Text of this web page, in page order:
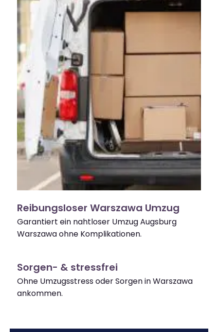
Reibungsloser Warszawa Umzug
Garantiert ein nahtloser Umzug Augsburg
Warszawa ohne Komplikationen.
Sorgen- & stressfrei
Ohne Umzugsstress oder Sorgen in Warszawa
ankommen.